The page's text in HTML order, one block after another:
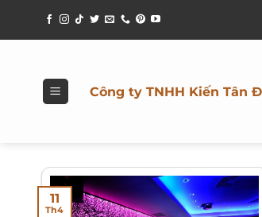
Công ty TNHH Kiến Tân
11
Th4